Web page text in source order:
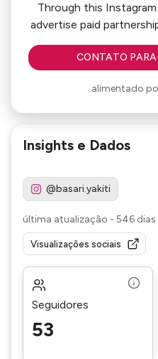
Through this
advertise paid
CONTATO
alimentado
Insights e Dados
@basari.yakiti
última atualização - 546 dias
Visualizações sociais
Seguidores
53